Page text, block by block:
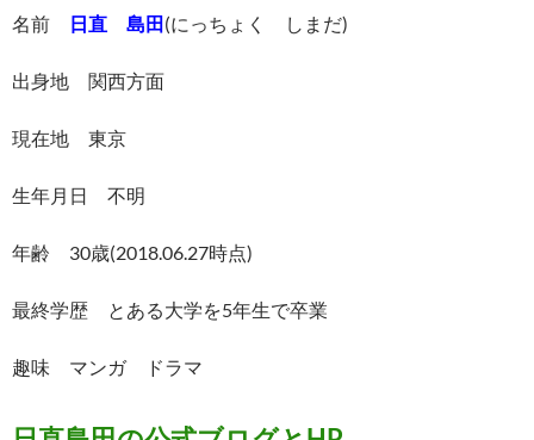
名前 日直 島田(にっちょく しまだ)
出身地 関西方面
現在地 東京
生年月日 不明
年齢 30歳(2018.06.27時点)
最終学歴 とある大学を5年生で卒業
趣味 マンガ ドラマ